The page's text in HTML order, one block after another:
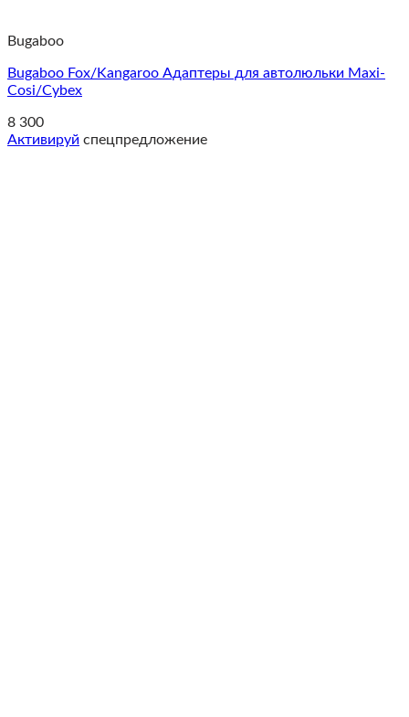
Bugaboo
Bugaboo Fox/Kangaroo Адаптеры для автолюльки Maxi-
Cosi/Cybex
8 300
Активируй спецпредложение